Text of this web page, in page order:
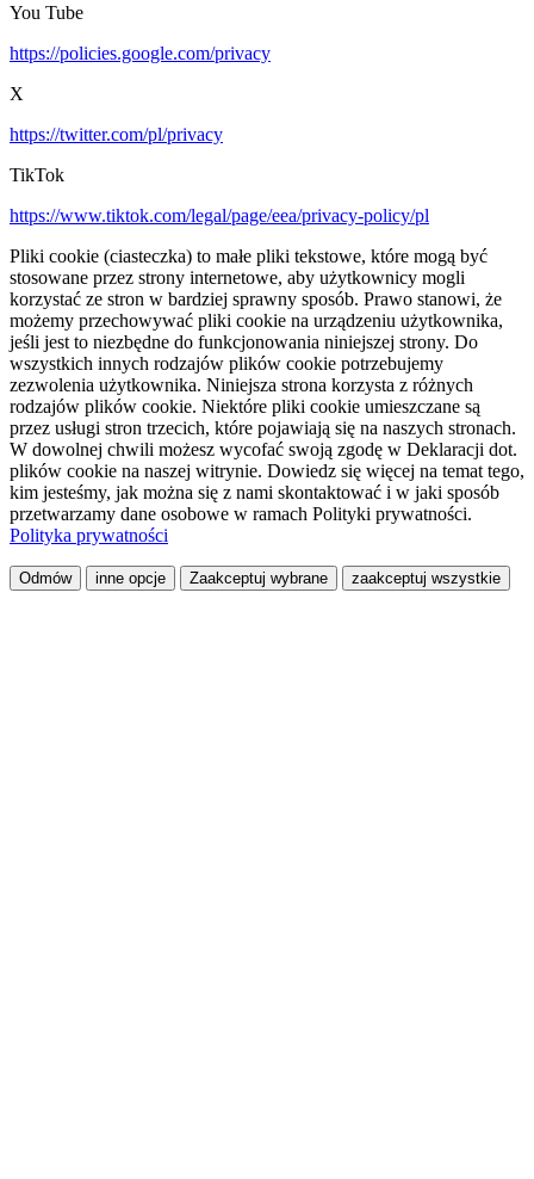
You Tube
https://policies.google.com/privacy
X
https://twitter.com/pl/privacy
TikTok
https://www.tiktok.com/legal/page/eea/privacy-policy/pl
Pliki cookie (ciasteczka) to małe pliki tekstowe, które mogą być
stosowane przez strony internetowe, aby użytkownicy mogli
korzystać ze stron w bardziej sprawny sposób. Prawo stanowi, że
możemy przechowywać pliki cookie na urządzeniu użytkownika,
jeśli jest to niezbędne do funkcjonowania niniejszej strony. Do
wszystkich innych rodzajów plików cookie potrzebujemy
zezwolenia użytkownika. Niniejsza strona korzysta z różnych
rodzajów plików cookie. Niektóre pliki cookie umieszczane są
przez usługi stron trzecich, które pojawiają się na naszych stronach.
W dowolnej chwili możesz wycofać swoją zgodę w Deklaracji dot.
plików cookie na naszej witrynie. Dowiedz się więcej na temat tego,
kim jesteśmy, jak można się z nami skontaktować i w jaki sposób
przetwarzamy dane osobowe w ramach Polityki prywatności.
Polityka prywatności
Odmów inne opcje Zaakceptuj wybrane zaakceptuj wszystkie